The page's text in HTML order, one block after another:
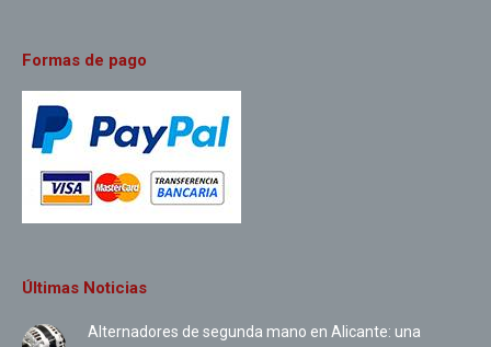
Formas de pago
Últimas Noticias
Alternadores de segunda mano en Alicante: una